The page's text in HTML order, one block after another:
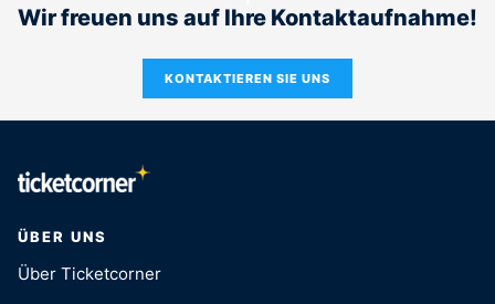
Wir freuen uns auf Ihre Kontaktaufnahme!
KONTAKTIEREN SIE UNS
ÜBER UNS
Über Ticketcorner